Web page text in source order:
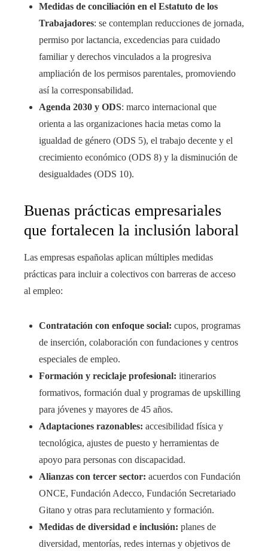
Medidas de conciliación en el Estatuto de los
Trabajadores: se contemplan reducciones de jornada,
permiso por lactancia, excedencias para cuidado
familiar y derechos vinculados a la progresiva
ampliación de los permisos parentales, promoviendo
así la corresponsabilidad.
Agenda 2030 y ODS: marco internacional que
orienta a las organizaciones hacia metas como la
igualdad de género (ODS 5), el trabajo decente y el
crecimiento económico (ODS 8) y la disminución de
desigualdades (ODS 10).
Buenas prácticas empresariales
que fortalecen la inclusión laboral
Las empresas españolas aplican múltiples medidas
prácticas para incluir a colectivos con barreras de acceso
al empleo:
Contratación con enfoque social: cupos, programas
de inserción, colaboración con fundaciones y centros
especiales de empleo.
Formación y reciclaje profesional: itinerarios
formativos, formación dual y programas de upskilling
para jóvenes y mayores de 45 años.
Adaptaciones razonables: accesibilidad física y
tecnológica, ajustes de puesto y herramientas de
apoyo para personas con discapacidad.
Alianzas con tercer sector: acuerdos con Fundación
ONCE, Fundación Adecco, Fundación Secretariado
Gitano y otras para reclutamiento y formación.
Medidas de diversidad e inclusión: planes de
diversidad, mentorías, redes internas y objetivos de